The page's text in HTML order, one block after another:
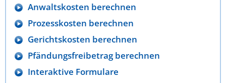
Anwaltskosten berechnen
Prozesskosten berechnen
Gerichtskosten berechnen
Pfändungsfreibetrag berechnen
Interaktive Formulare